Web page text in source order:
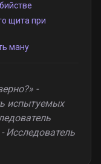
щита при
ману
-
испытуемых
Исследователь